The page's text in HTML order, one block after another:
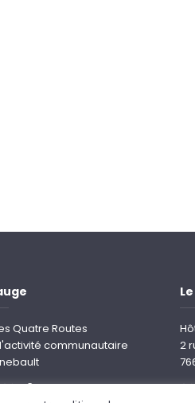
Quatre Routes
communautaire
02 49
2